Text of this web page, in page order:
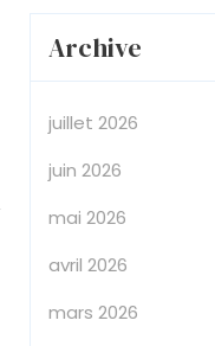
Archive
juillet 2026
juin 2026
mai 2026
avril 2026
mars 2026